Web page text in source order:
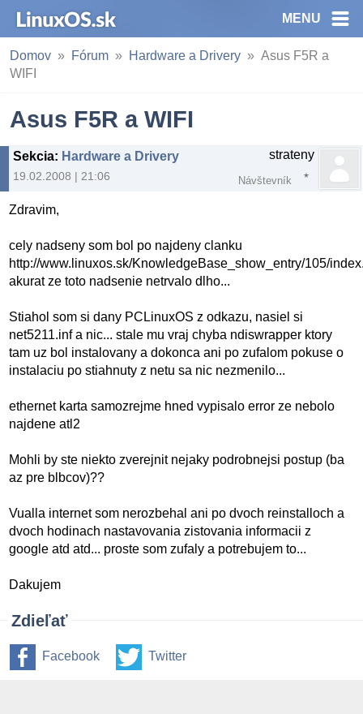
MENU
Domov Fórum Hardware a Drivery
Asus F5R a
WIFI
Asus F5R a WIFI
Sekcia: Hardware a Drivery
19.02.2008 | 21:06
strateny
Návštevník
Zdravim,
cely nadseny som bol po najdeny clanku
http://www.linuxos.sk/KnowledgeBase_show_entry/105/
akurat ze toto nadsenie netrvalo dlho...
Stiahol som si dany PCLinuxOS z odkazu, nasiel si
net5211.inf a nic... stale mu vraj chyba ndiswrapper ktory
tam uz bol instalovany a dokonca ani po zufalom pokuse o
instalaciu po stiahnuty z netu sa nic nezmenilo...
ethernet karta samozrejme hned vypisalo error ze nebolo
najdene atl2
Mohli by ste niekto zverejnit nejaky podrobnejsi postup (ba
az pre blbcov)??
Vualla internet som nerozbehal ani po dvoch reinstalloch a
dvoch hodinach nastavovania zistovania informacii z
google atd atd... proste som zufaly a potrebujem to...
Dakujem
Zdieľať
Facebook Twitter